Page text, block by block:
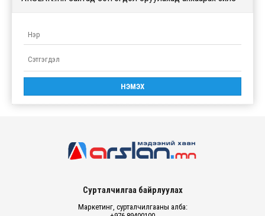
Сурталчилгаа байрлуулах
Маркетинг, сурталчилгааны алба: